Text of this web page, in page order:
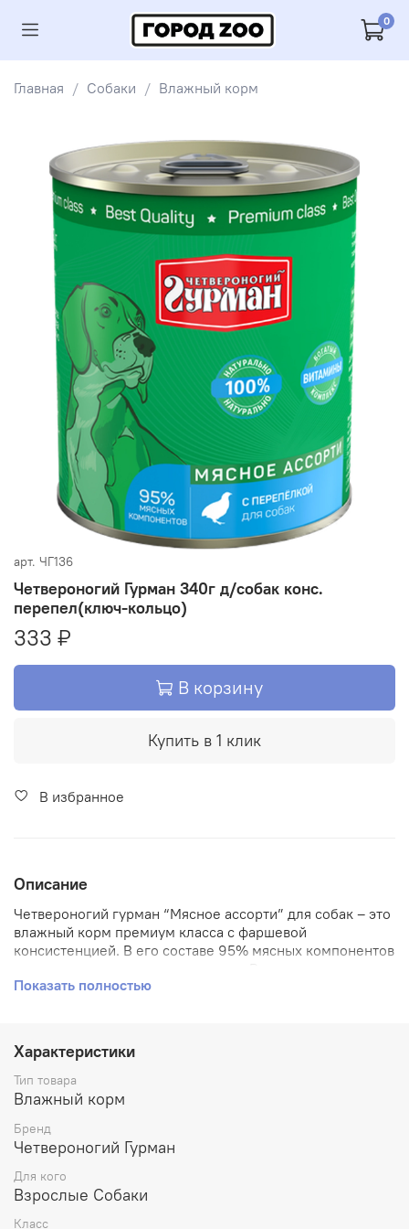
0
Главная Собаки Влажный корм
арт. ЧГ136
Четвероногий Гурман 340г д/собак конс.
перепел(ключ-кольцо)
333 ₽
В корзину
Купить в 1 клик
В избранное
Описание
Четвероногий гурман “Мясное ассорти” для собак – это
влажный корм премиум класса с фаршевой
консистенцией. В его составе 95% мясных компонентов
богаты ингредиентами – мясо и всевозможные
также насыщенный комплекс витаминов и минералов.
Корм полностью натуральный – в его составе нет
искусственных красителей, ароматизаторов,
усилителей вкуса и ГМО.
“Мясное ассорти” подходит для собак всех пород для
ежедневного кормления или как дополнение к
смешивать консервы с “Моментальными кашами”
Четвероногий гурман.
Показать полностью
Характеристики
Тип товара
Влажный корм
Бренд
Четвероногий Гурман
Для кого
Взрослые Собаки
Класс